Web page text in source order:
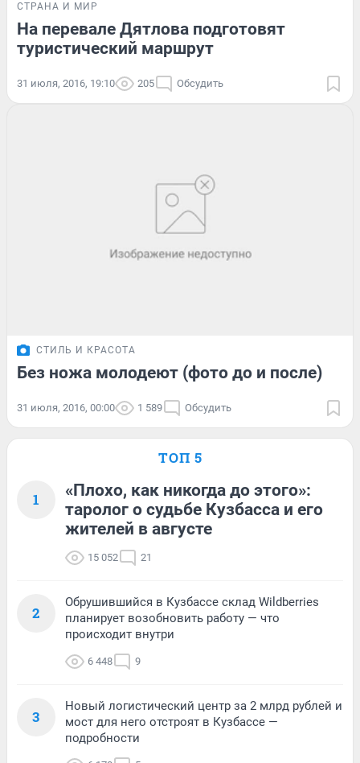
СТРАНА И МИР
На перевале Дятлова подготовят
туристический маршрут
31 июля, 2016, 19:10 205 Обсудить
СТИЛЬ И КРАСОТА
Без ножа молодеют (фото до и после)
31 июля, 2016, 00:00 1 589 Обсудить
ТОП 5
1
«Плохо, как никогда до этого»:
таролог о судьбе Кузбасса и его
жителей в августе
15 052 21
2
Обрушившийся в Кузбассе склад Wildberries
планирует возобновить работу — что
происходит внутри
6 448 9
3
Новый логистический центр за 2 млрд рублей и
мост для него отстроят в Кузбассе —
подробности